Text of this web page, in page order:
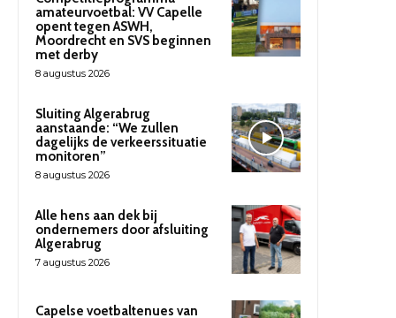
amateurvoetbal: VV Capelle
opent tegen ASWH,
Moordrecht en SVS beginnen
met derby
8 augustus 2026
Sluiting Algerabrug
aanstaande: “We zullen
dagelijks de verkeerssituatie
monitoren”
8 augustus 2026
Alle hens aan dek bij
ondernemers door afsluiting
Algerabrug
7 augustus 2026
Capelse voetbaltenues van